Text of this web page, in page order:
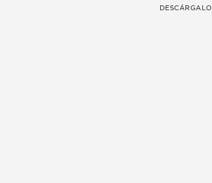
DESCÁRGALO